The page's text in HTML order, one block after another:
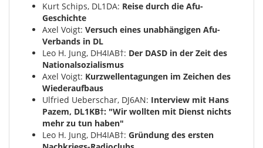
Kurt Schips, DL1DA: Reise durch die Afu-
Geschichte
Axel Voigt: Versuch eines unabhängigen Afu-
Verbands in DL
Leo H. Jung, DH4IAB†: Der DASD in der Zeit des
Nationalsozialismus
Axel Voigt: Kurzwellentagungen im Zeichen des
Wiederaufbaus
Ulfried Ueberschar, DJ6AN: Interview mit Hans
Pazem, DL1KB†: "Wir wollten mit Dienst nichts
mehr zu tun haben"
Leo H. Jung, DH4IAB†: Gründung des ersten